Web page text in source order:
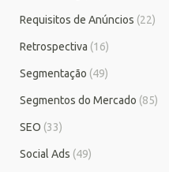
Requisitos de Anúncios (22)
Retrospectiva (16)
Segmentação (49)
Segmentos do Mercado (85)
SEO (33)
Social Ads (49)